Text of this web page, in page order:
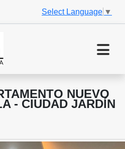
Select Language ▼
NUEVO
- CIUDAD JARDÍN